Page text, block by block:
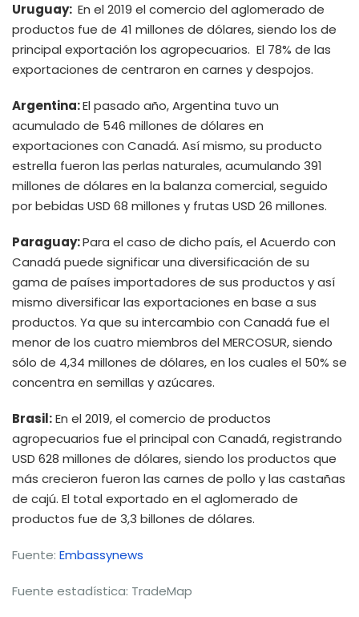
Uruguay: En el 2019 el comercio del aglomerado de
productos fue de 41 millones de dólares, siendo los de
principal exportación los agropecuarios. El 78% de las
exportaciones de centraron en carnes y despojos.
Argentina:El pasado año, Argentina tuvo un
acumulado de 546 millones de dólares en
exportaciones con Canadá. Así mismo, su producto
estrella fueron las perlas naturales, acumulando 391
millones de dólares en la balanza comercial, seguido
por bebidas USD 68 millones y frutas USD 26 millones.
Paraguay:Para el caso de dicho país, el Acuerdo con
Canadá puede significar una diversificación de su
gama de países importadores de sus productos y así
mismo diversificar las exportaciones en base a sus
productos. Ya que su intercambio con Canadá fue el
menor de los cuatro miembros del MERCOSUR, siendo
sólo de 4,34 millones de dólares, en los cuales el 50% se
concentra en semillas y azúcares.
Brasil:En el 2019, el comercio de productos
agropecuarios fue el principal con Canadá, registrando
USD 628 millones de dólares, siendo los productos que
más crecieron fueron las carnes de pollo y las castañas
de cajú. El total exportado en el aglomerado de
productos fue de 3,3 billones de dólares.
Fuente: Embassynews
Fuente estadística: TradeMap